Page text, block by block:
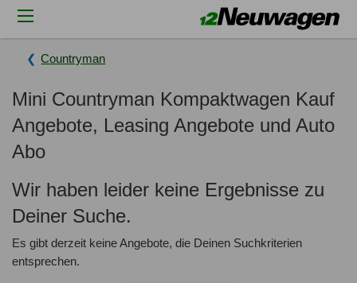
Countryman
Mini Countryman Kompaktwagen Kauf
Angebote, Leasing Angebote und Auto
Abo
Wir haben leider keine Ergebnisse zu
Deiner Suche.
Es gibt derzeit keine Angebote, die Deinen Suchkriterien
entsprechen.